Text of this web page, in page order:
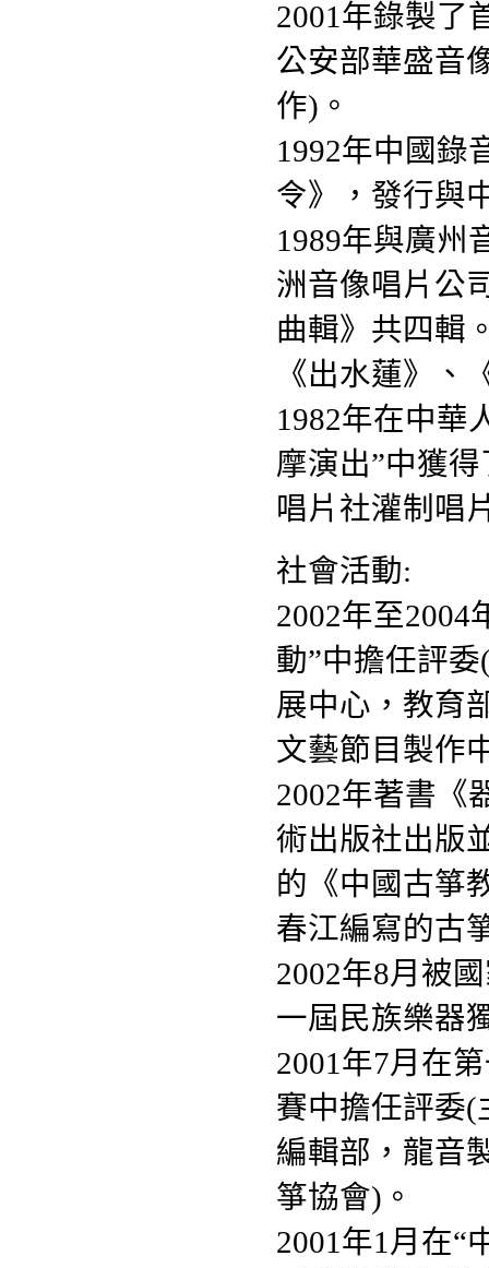
2001年錄製了
公安部華盛音
作)。
1992年中國錄
令》，發行與
1989年與廣州
洲音像唱片公
曲輯》共四輯
《出水蓮》、
1982年在中華
摩演出”中獲
唱片社灌制唱
社會活動:
2002年至2004
動”中擔任評
展中心，教育
文藝節目製作
2002年著書《
術出版社出版
的《中國古箏
春江編寫的古
2002年8月被
一屆民族樂器
2001年7月在
賽中擔任評委(
編輯部，龍音
箏協會)。
2001年1月在“